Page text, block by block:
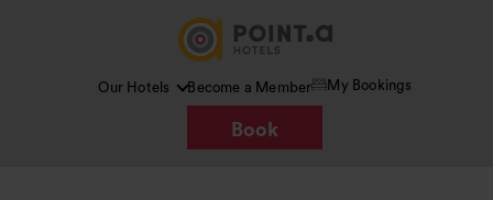
Our Hotels Become a Member My Bookings
Book